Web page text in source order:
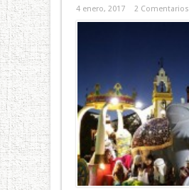
4 enero, 2017 2 Comentarios